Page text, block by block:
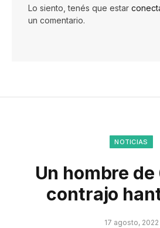
Lo siento, tenés que estar
un comentario.
NOTICIAS
Un hombre
contrajo
17 agosto, 2022